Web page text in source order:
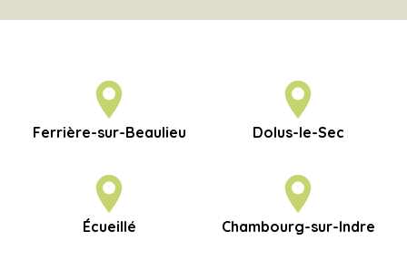
Ferrière-sur-Beaulieu Dolus-le-Sec
Écueillé Chambourg-sur-Indre